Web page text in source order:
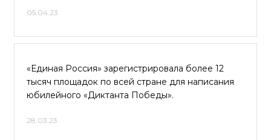
05.04.23
«Единая Россия» зарегистрировала более 12
тысяч площадок по всей стране для написания
юбилейного «Диктанта Победы».
28.03.23